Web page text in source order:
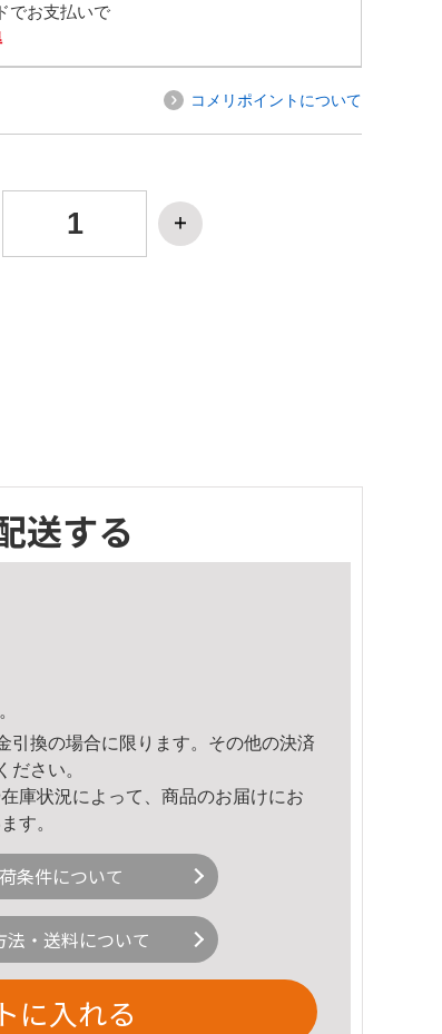
でお支払いで
コメリポイントについて
送する
引換の場合に限ります。その他の決済
ださい。
庫状況によって、商品のお届けにお
す。
条件について
法・送料について
に入れる